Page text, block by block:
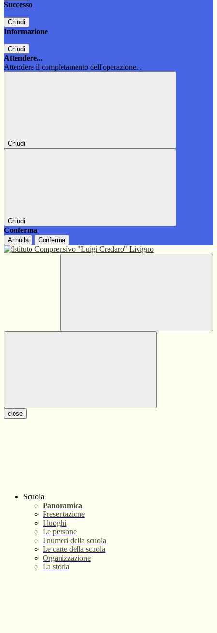
Successo
Chiudi
Informazione
Chiudi
Attendere...
Attendere il completamento dell'operazione...
Chiudi
Chiudi
Conferma
Annulla Conferma
close
Scuola
Panoramica
Presentazione
I luoghi
Le persone
I numeri della scuola
Le carte della scuola
Organizzazione
La storia